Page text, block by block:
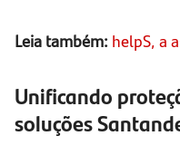
Leia também: helpS, a
Unificando
soluções